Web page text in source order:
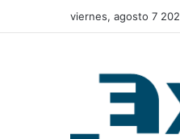
viernes, agosto 7